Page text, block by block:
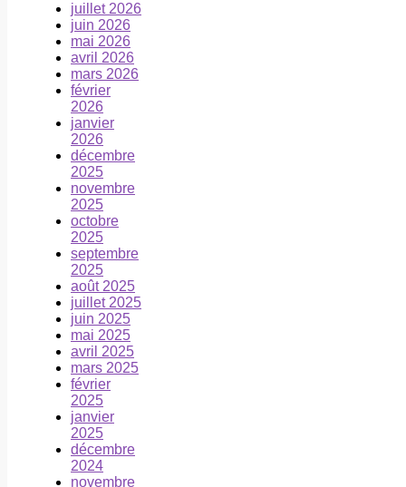
juillet 2026
juin 2026
mai 2026
avril 2026
mars 2026
février
2026
janvier
2026
décembre
2025
novembre
2025
octobre
2025
septembre
2025
août 2025
juillet 2025
juin 2025
mai 2025
avril 2025
mars 2025
février
2025
janvier
2025
décembre
2024
novembre